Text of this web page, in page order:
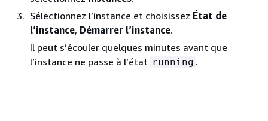
Sélectionnez l’instance et choisissez État de
l’instance, Démarrer l’instance.
Il peut s’écouler quelques minutes avant que
l’instance ne passe à l’état running .